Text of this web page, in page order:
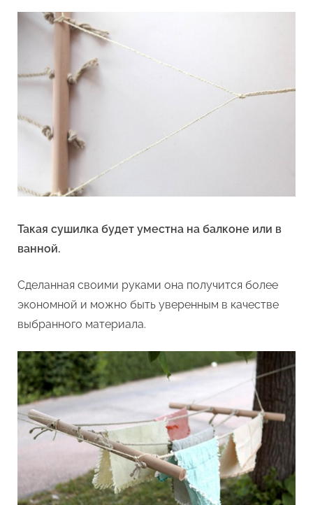
Такая сушилка будет уместна на балконе или в
ванной.
Сделанная своими руками она получится более
экономной и можно быть уверенным в качестве
выбранного материала.